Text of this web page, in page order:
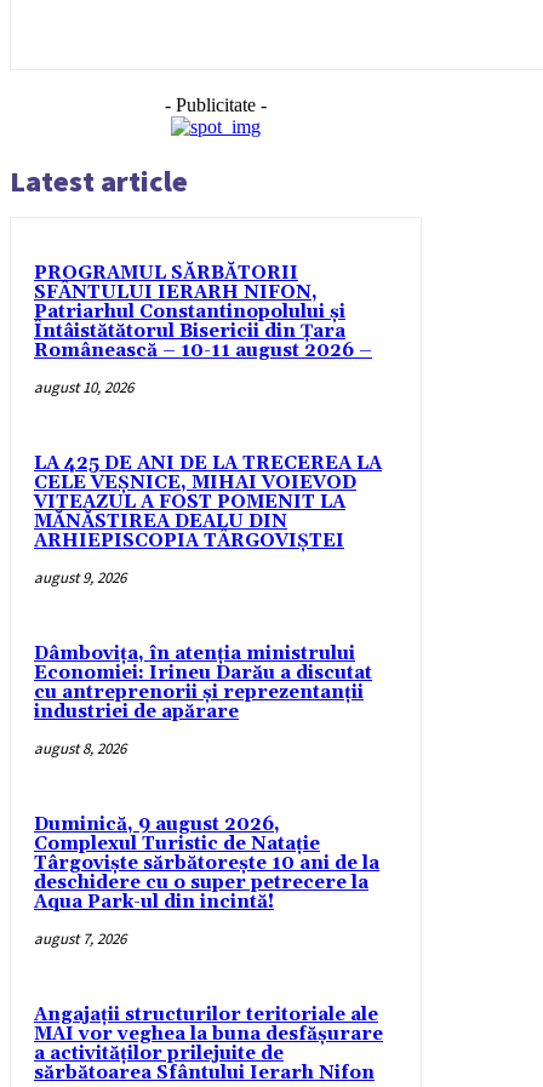
- Publicitate -
Latest article
PROGRAMUL SĂRBĂTORII
SFÂNTULUI IERARH NIFON,
Patriarhul Constantinopolului şi
Întâistătătorul Bisericii din Țara
Românească – 10-11 august 2026 –
august 10, 2026
LA 425 DE ANI DE LA TRECEREA LA
CELE VEȘNICE, MIHAI VOIEVOD
VITEAZUL A FOST POMENIT LA
MĂNĂSTIREA DEALU DIN
ARHIEPISCOPIA TÂRGOVIȘTEI
august 9, 2026
Dâmbovița, în atenția ministrului
Economiei: Irineu Darău a discutat
cu antreprenorii și reprezentanții
industriei de apărare
august 8, 2026
Duminică, 9 august 2026,
Complexul Turistic de Natație
Târgoviște sărbătorește 10 ani de la
deschidere cu o super petrecere la
Aqua Park-ul din incintă!
august 7, 2026
Angajații structurilor teritoriale ale
MAI vor veghea la buna desfășurare
a activităților prilejuite de
sărbătoarea Sfântului Ierarh Nifon